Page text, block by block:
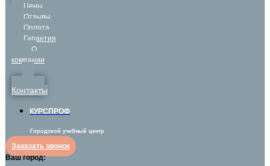
Цены
Отзывы
Оплата
Гарантия
О
компании
Контакты
КУРСПРОФ
Городской учебный центр
Заказать звонок
Ваш город: